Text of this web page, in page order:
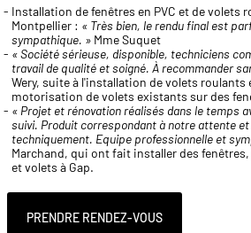
Installation de fenêtres en PVC et de volets
Montpellier : « Très bien, le rendu final est
sympathique. »Mme Suquet
« Société sérieuse, disponible, techniciens
travail de qualité et soigné. À recommander
Wery, suite à l'installation de volets roulants
motorisation de volets existants sur des
« Projet et rénovation réalisés dans le temps
suivi. Produit correspondant à notre attente
techniquement. Equipe professionnelle et
Marchand, qui ont fait installer des
et volets à Gap.
PRENDRE RENDEZ-VOUS